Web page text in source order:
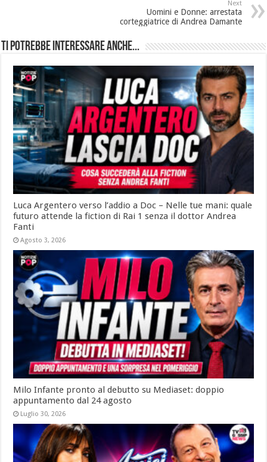
Next
Uomini e Donne: arrestata
corteggiatrice di Andrea Damante
Ti potrebbe interessare anche...
Luca Argentero verso l’addio a Doc – Nelle tue mani: quale
futuro attende la fiction di Rai 1 senza il dottor Andrea
Fanti
Agosto 3, 2026
Milo Infante pronto al debutto su Mediaset: doppio
appuntamento dal 24 agosto
Luglio 30, 2026